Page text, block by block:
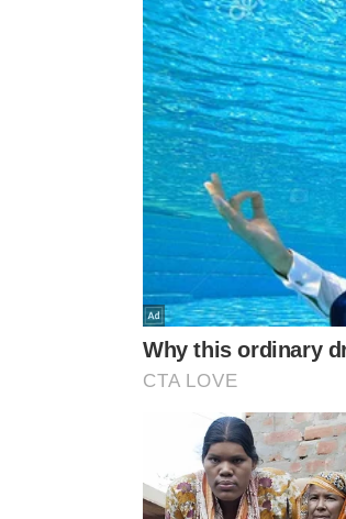
Gergelim
As sementes de gergelim são
que uma porção de 100 g
adicionar em pratos variados,